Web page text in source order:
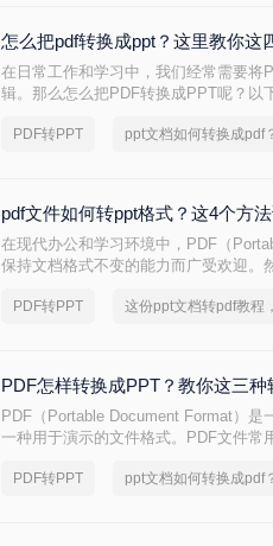
怎么把pdf转换成ppt？这里教你这
在日常工作和学习中，我们经常需要将
辑。那么怎么把PDF转换成PPT呢？以
PDF转PPT
pdf文件如何转ppt格式？这4个方
在现代办公和学习环境中，PDF（
保持文档格式不变的能力而广受欢迎。
文件如何转ppt格式呢？本文将详细介
PDF转PPT
PDF怎样转换成PPT？教你这三种
PDF（Portable Document Format）
一种用于演示的文件格式。PDF文件常
绍三种方法，以帮助您将PDF文件转换
PDF转PPT